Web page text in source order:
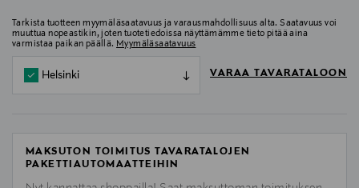
Tarkista tuotteen myymäläsaatavuus ja varausmahdollisuus alta. Saatavuus voi
muuttua nopeastikin, joten tuotetiedoissa näyttämämme tieto pitää aina
varmistaa paikan päällä. Myymäläsaatavuus
Helsinki VARAA TAVARATALOON
MAKSUTON TOIMITUS TAVARATALOJEN
PAKETTIAUTOMAATTEIHIN